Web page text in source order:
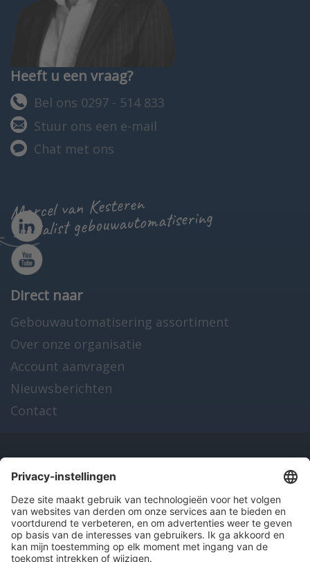
Heeft u een vraag?
Bel ons 0297 - 514 833
Stuur ons een e-mail
Chat met ons
Marcel van Kesteren
specialist gebouwautomatisering
Direct naar
Gebouwautomatisering assortiment
Over onze organisatie
Account aanvragen
Nieuwsberichten
Contact
Onze producten
en diensten
Over Hitma
Algemene voorwaarden Disclaimer Colofon